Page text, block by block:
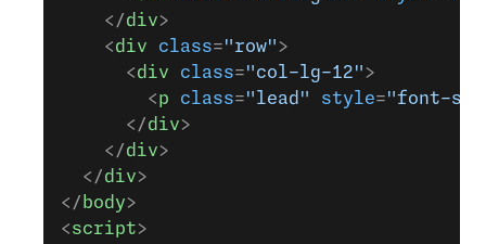
    </
div>
    <
div class="row" >
      <
div class="col-lg-12" >
        <
p class="lead" style="font-
      </
div>
    </
div>
  </
div>
</ body>
<script>